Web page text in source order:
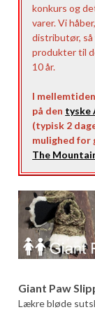
konkurs og
varer. Vi
distributør,
produkter til
10 år.
I
på den tyske
(typisk 2
mulighed for
The
Giant Paw
Lækre bløde